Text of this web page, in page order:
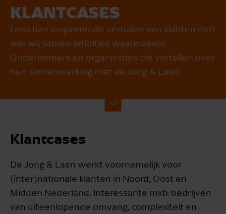
KLANTCASES
Lees hier inspirerende verhalen van klanten met
wie wij samen ambities waarmaken!
Ondernemers en organisaties die vertellen over
hun samenwerking met de Jong & Laan.
Klantcases
De Jong & Laan werkt voornamelijk voor
(inter)nationale klanten in Noord, Oost en
Midden Nederland. Interessante mkb-bedrijven
van uiteenlopende omvang, complexiteit en